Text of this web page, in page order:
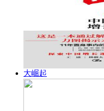
大崛起